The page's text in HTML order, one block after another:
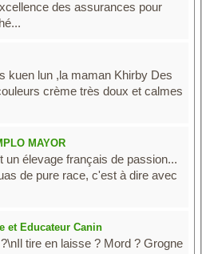
des assurances pour
kuen lun ,la maman Khirby Des
crème très doux et calmes
MAYOR
un élevage français de passion...
de pure race, c'est à dire avec
et Educateur Canin
tire en laisse ? Mord ? Grogne